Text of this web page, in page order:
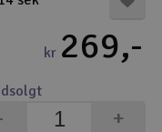
kr 269,-
+